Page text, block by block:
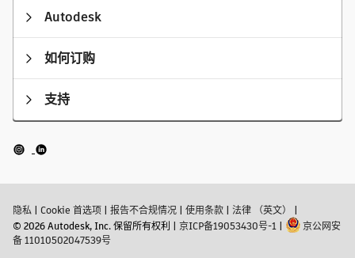
Autodesk
如何订购
支持
隐私 | Cookie 首选项 | 报告不合规情况 | 使用条款 | 法律 （英文）
|
© 2026 Autodesk, Inc. 保留所有权利 | 京ICP备19053430号-1 |
京公网安
备 11010502047539号